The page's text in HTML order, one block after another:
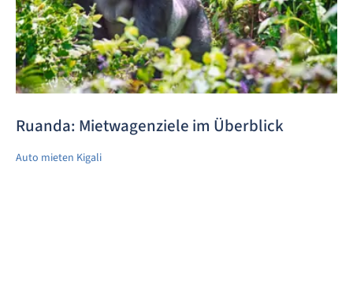
Ruanda: Mietwagenziele im Überblick
Auto mieten Kigali